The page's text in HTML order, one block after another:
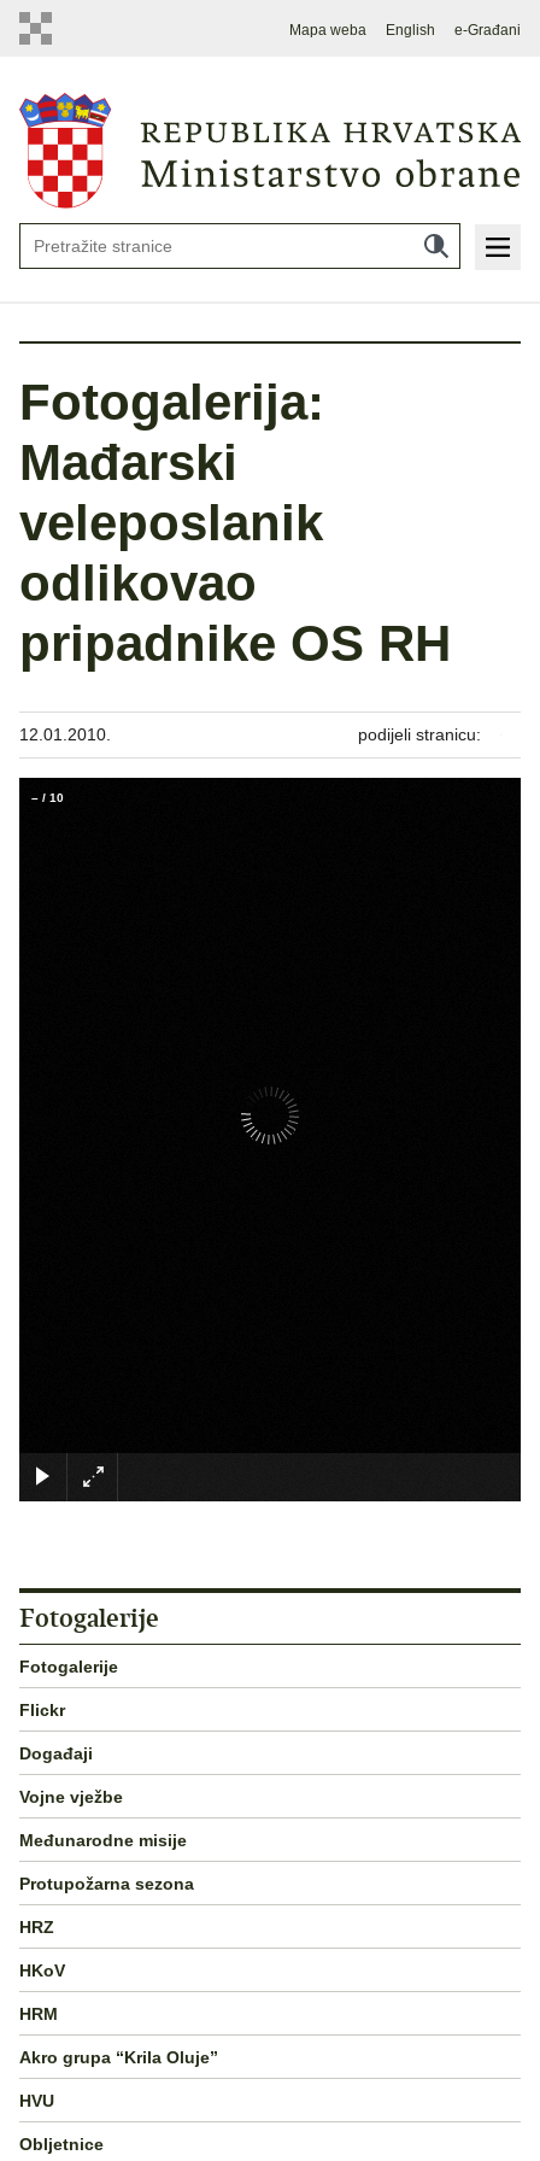
Mapa weba English e-Građani
Fotogalerija:
Mađarski
veleposlanik
odlikovao
pripadnike OS RH
12.01.2010. podijeli stranicu:
– / 10
Fotogalerije
Fotogalerije
Flickr
Događaji
Vojne vježbe
Međunarodne misije
Protupožarna sezona
HRZ
HKoV
HRM
Akro grupa “Krila Oluje”
HVU
Obljetnice